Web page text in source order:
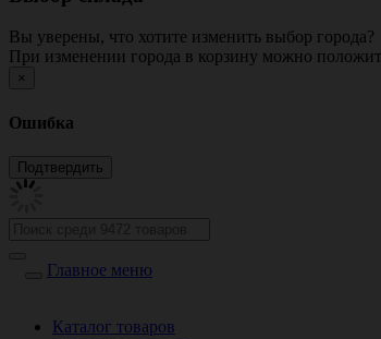
Вы уверены, что хотите изменить выбор города?
При изменении города в корзину можно
×
Ошибка
Главное меню
Каталог товаров